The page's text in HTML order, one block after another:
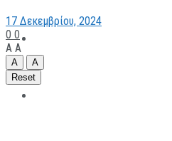
17 Δεκεμβρίου, 2024
0 0
A A
A
A
Reset